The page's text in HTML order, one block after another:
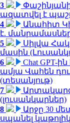
3
ազատվել է
4
Անահիտ
է.
5
Սիլվա
մասին
6
Chat GPT-
ամյա Վահեն
(տեսանյութ)
7
(լուսանկարներ)
8
Արջը 30
սպանել